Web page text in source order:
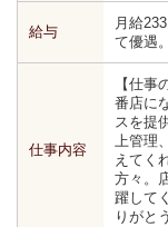
給与
月給
て優遇。
仕事内容
【仕
番店に
スを提
上管理
えてく
方々。
躍して
りがと